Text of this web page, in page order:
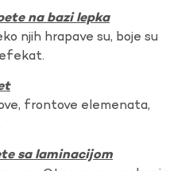
na bazi lepka
njih hrapave su, boje su
frontove elemenata,
sa laminacijom